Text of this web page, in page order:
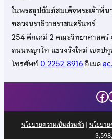
ในพระอุปถัมภ์สมเด็จพระเจ้าพี่
หลวงนราธิวาสราชนครินทร์
254 ตึกเคมี 2 คณะวิทยาศาสต
ถนนพญาไท แขวงวังใหม่ เขตป
โทรศัพท์0 2252 8916อีเมล
นโยบายความเป็นส่วนตัว| นโยบาย